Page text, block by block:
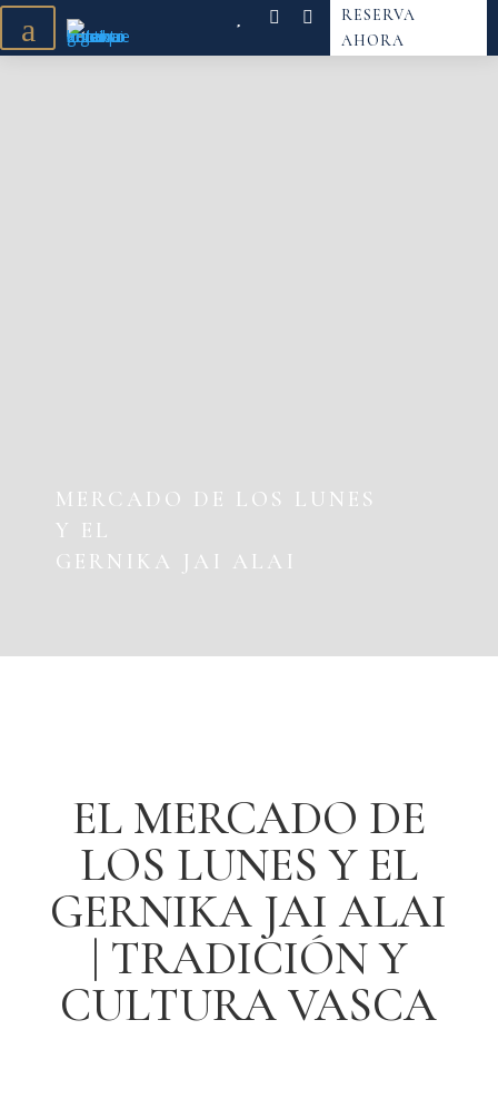
a
RESERVA
AHORA
MERCADO DE LOS LUNES
Y EL
GERNIKA JAI ALAI
EL MERCADO DE
LOS LUNES Y EL
GERNIKA JAI ALAI
| TRADICIÓN Y
CULTURA VASCA